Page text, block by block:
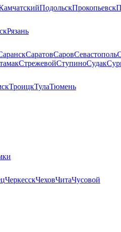
ПодольскПрокопьевск
Рязань
СаратовСаровСевастополь
СтрежевойСтупиноСудак
ТроицкТулаТюмень
ЧеркесскЧеховЧитаЧусовой